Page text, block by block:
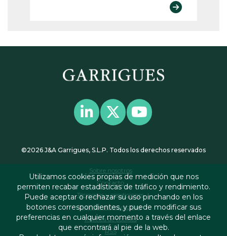
©2026 J&A Garrigues, S.L.P. Todos los derechos reservados
Sobre nosotros
Contacto
Términos y condiciones
Política de privacidad
Política de cookies
RSS
Utilizamos cookies propias de medición que nos
permiten recabar estadísticas de tráfico y rendimiento.
Puede aceptar o rechazar su uso pinchando en los
botones correspondientes, y puede modificar sus
preferencias en cualquier momento a través del enlace
que encontrará al pie de la web.